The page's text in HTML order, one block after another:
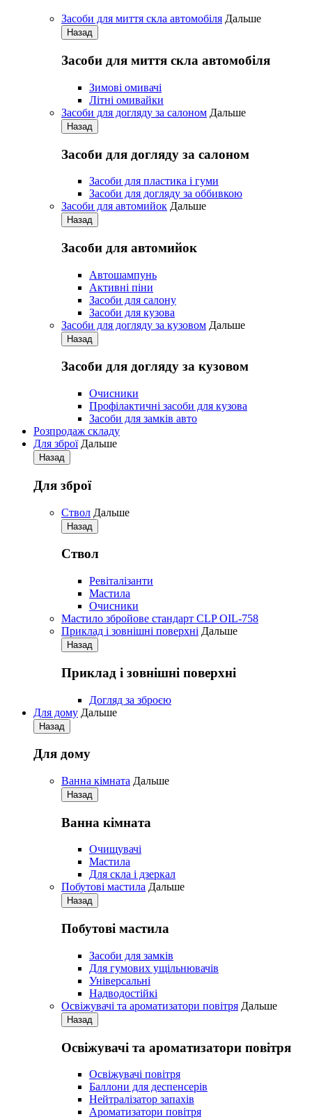
Засоби для миття скла автомобіля Дальше
Назад
Засоби для миття скла автомобіля
Зимові омивачі
Літні омивайки
Засоби для догляду за салоном Дальше
Назад
Засоби для догляду за салоном
Засоби для пластика і гуми
Засоби для догляду за оббивкою
Засоби для автомийок Дальше
Назад
Засоби для автомийок
Автошампунь
Активнi пiни
Засоби для салону
Засоби для кузова
Засоби для догляду за кузовом Дальше
Назад
Засоби для догляду за кузовом
Очисники
Профілактичні засоби для кузова
Засоби для замків авто
Розпродаж складу
Для зброї Дальше
Назад
Для зброї
Ствол Дальше
Назад
Ствол
Ревіталізанти
Мастила
Очисники
Мастило збройове стандарт CLP OIL-758
Приклад і зовнішні поверхні Дальше
Назад
Приклад і зовнішні поверхні
Догляд за зброєю
Для дому Дальше
Назад
Для дому
Ванна кімната Дальше
Назад
Ванна кімната
Очищувачі
Мастила
Для скла і дзеркал
Побутові мастила Дальше
Назад
Побутові мастила
Засоби для замків
Для гумових ущільнювачів
Універсальні
Надводостійкі
Освіжувачі та ароматизатори повітря Дальше
Назад
Освіжувачі та ароматизатори повітря
Освіжувачі повітря
Баллони для деспенсерів
Нейтралізатор запахів
Ароматизатори повітря